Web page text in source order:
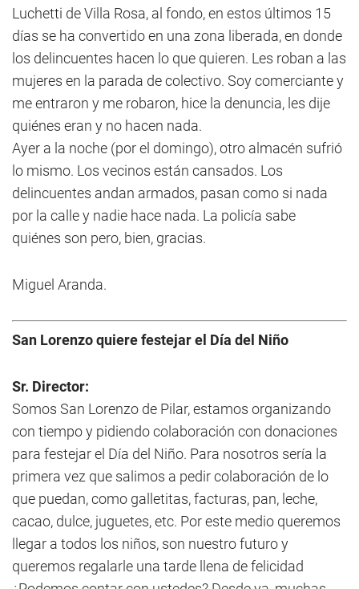
Luchetti de Villa Rosa, al fondo, en estos últimos 15
días se ha convertido en una zona liberada, en donde
los delincuentes hacen lo que quieren. Les roban a las
mujeres en la parada de colectivo. Soy comerciante y
me entraron y me robaron, hice la denuncia, les dije
quiénes eran y no hacen nada.
Ayer a la noche (por el domingo), otro almacén sufrió
lo mismo. Los vecinos están cansados. Los
delincuentes andan armados, pasan como si nada
por la calle y nadie hace nada. La policía sabe
quiénes son pero, bien, gracias.
Miguel Aranda.
San Lorenzo quiere festejar el Día del Niño
Sr. Director:
Somos San Lorenzo de Pilar, estamos organizando
con tiempo y pidiendo colaboración con donaciones
para festejar el Día del Niño. Para nosotros sería la
primera vez que salimos a pedir colaboración de lo
que puedan, como galletitas, facturas, pan, leche,
cacao, dulce, juguetes, etc. Por este medio queremos
llegar a todos los niños, son nuestro futuro y
queremos regalarle una tarde llena de felicidad